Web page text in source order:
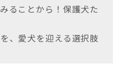
ることから！保護犬た
、愛犬を迎える選択肢